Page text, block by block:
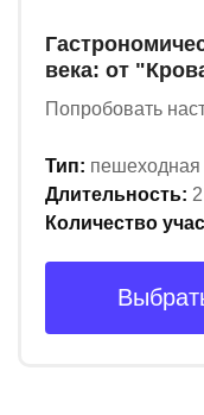
века: от
Попробовать
Тип: пешеходная
Длительность:
Количество